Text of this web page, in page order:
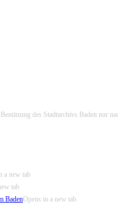
des Stadtarchivs Baden nur
a new tab
tab
BadenOpens in a new tab